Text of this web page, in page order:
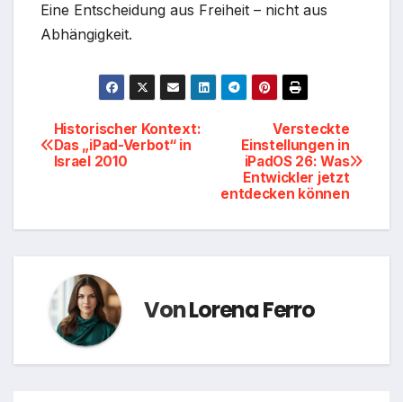
Eine Entscheidung aus Freiheit – nicht aus
Abhängigkeit.
BeitragsnavigationVersteckte
Einstellungen in
iPadOS 26: Was
Entwickler jetzt
entdecken können
Historischer Kontext:
Das „iPad-Verbot“ in
Israel 2010
VonLorena Ferro